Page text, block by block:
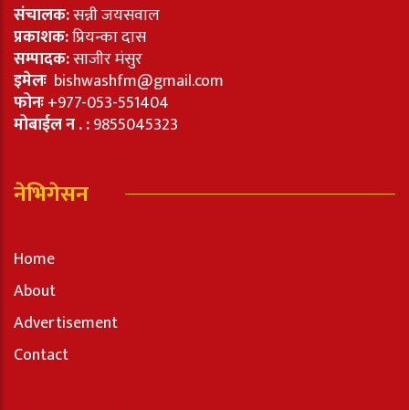
संचालक:सन्नी जयसवाल
प्रकाशक:प्रियन्का दास
सम्पादक:साजीर मंसुर
इमेलः bishwashfm@gmail.com
फोनः+977-053-551404
मोबाईल न . :9855045323
नेभिगेसन
Home
About
Advertisement
Contact